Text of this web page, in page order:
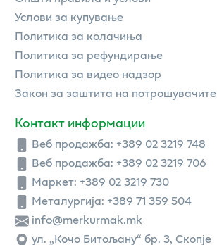
Услови за купување
Политика за колачиња
Политика за рефундирање
Политика за видео надзор
Закон за заштита на потрошувачите
Контакт информации
Веб продажба: +389 02 3219 748
Веб продажба: +389 02 3219 706
Маркет: +389 02 3219 730
Металургија: +389 71 359 504
info@merkurmak.mk
ул. „Кочо Битољану“ бр. 3, Скопје